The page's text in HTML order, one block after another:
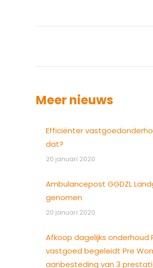
Meer nieuws
Efficiënter
dat?
20 januari 2020
Ambulancepost GGDZL
genomen
20 januari 2020
Afkoop dagelijks onderhoud
vastgoed begeleidt Pre
aanbesteding van 3